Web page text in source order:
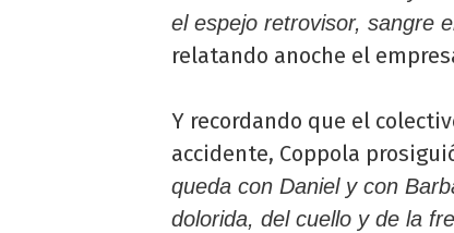
el espejo retrovisor, sangre
relatando anoche el
Y recordando que el
accidente, Coppola
queda con Daniel y con
dolorida, del cuello y de la